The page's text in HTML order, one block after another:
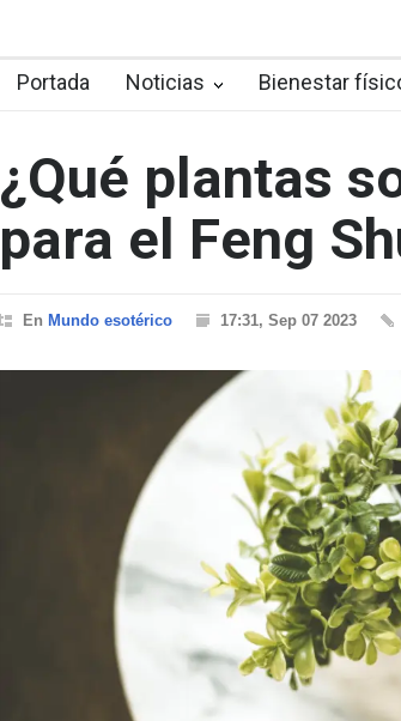
Portada Noticias Bienestar
¿Qué plantas
para el Feng
En Mundo esotérico 17:31, Sep 07 2023